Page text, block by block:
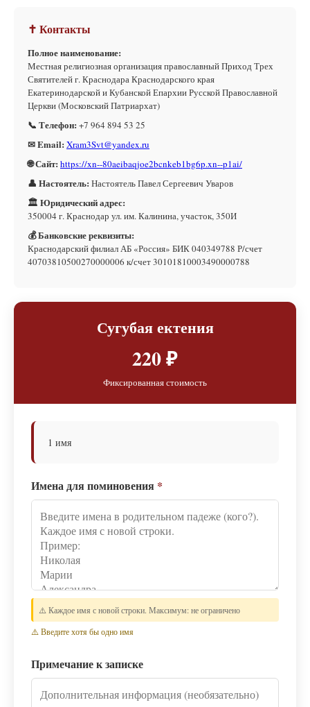
✝ Контакты
Полное наименование:
Местная религиозная организация православный Приход Трех
Святителей г. Краснодара Краснодарского края
Екатеринодарской и Кубанской Епархии Русской Православной
Церкви (Московский Патриархат)
📞 Телефон: +7 964 894 53 25
✉ Email: Xram3Svt@yandex.ru
🌐 Сайт: https://xn--80aeibaqjoe2bcnkeb1bg6p.xn--p1ai/
👤 Настоятель: Настоятель Павел Сергеевич Уваров
🏛 Юридический адрес:
350004 г. Краснодар ул. им. Калинина, участок, 350И
💰 Банковские реквизиты:
Краснодарский филиал АБ «Россия» БИК 040349788 Р/счет
40703810500270000006 к/счет 30101810003490000788
Сугубая ектения
220 ₽
Фиксированная стоимость
1 имя
Имена для поминовения *
⚠️ Каждое имя с новой строки. Максимум: не ограничено
⚠️ Введите хотя бы одно имя
Примечание к записке